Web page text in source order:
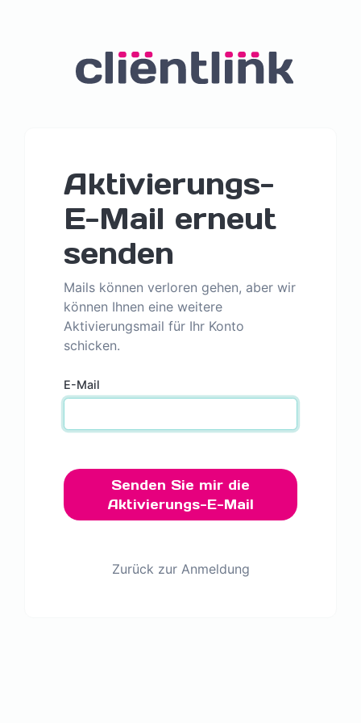
Aktivierungs-
E-Mail erneut
senden
Mails können verloren gehen, aber wir
können Ihnen eine weitere
Aktivierungsmail für Ihr Konto
schicken.
E-Mail
Senden Sie mir die
Aktivierungs-E-Mail
Zurück zur Anmeldung